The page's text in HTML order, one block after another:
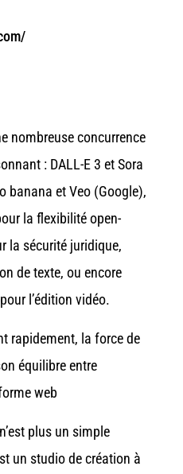
nombreuse concurrence
: DALL-E 3 et Sora
banana et Veo (Google),
la flexibilité open-
la sécurité juridique,
de texte, ou encore
l’édition vidéo.
rapidement, la force de
équilibre entre
web
plus un simple
un studio de création à